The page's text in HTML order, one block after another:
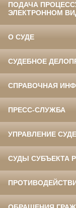
ПОДАЧА
ЭЛЕКТРОННОМ
О СУДЕ
СУДЕБНОЕ
СПРАВОЧНАЯ
ПРЕСС-СЛУЖБА
УПРАВЛЕНИЕ
СУДЫ СУБЪЕКТА